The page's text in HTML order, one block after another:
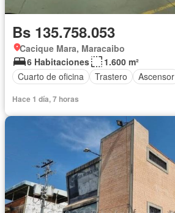
Bs 135.758.053
Cacique Mara, Maracaibo
6 Habitaciones
1.600 m²
Cuarto de oficina
Trastero Ascensor
Hace 1 día, 7 horas